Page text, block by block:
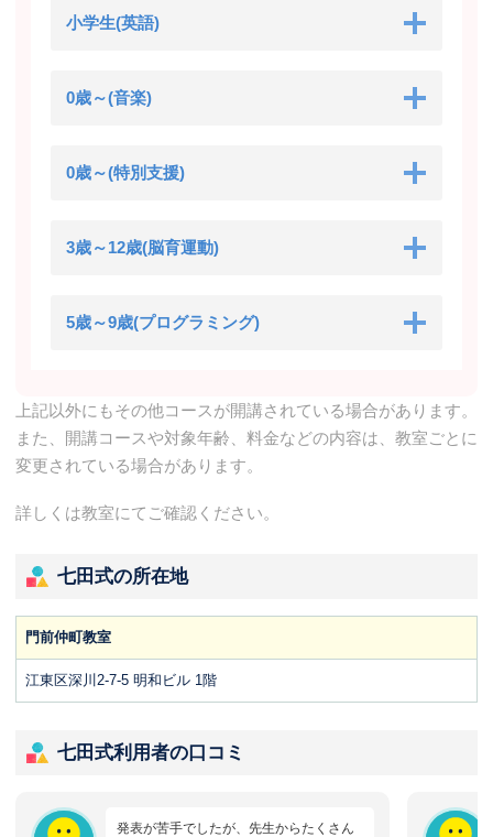
小学生(英語)
0歳～(音楽)
0歳～(特別支援)
3歳～12歳(脳育運動)
5歳～9歳(プログラミング)
上記以外にもその他コースが開講されている場合があります。
また、開講コースや対象年齢、料金などの内容は、教室ごとに
変更されている場合があります。
詳しくは教室にてご確認ください。
七田式の所在地
門前仲町教室
江東区深川2-7-5 明和ビル 1階
七田式利用者の口コミ
発表が苦手でしたが、先生からたくさん